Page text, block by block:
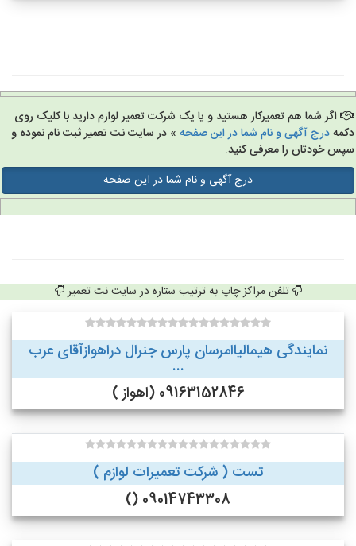
اگر شما هم تعمیرکار هستید و یا یک شرکت تعمیر لوازم دارید با کلیک روی
درج آگهی و نام شما در این صفحه» در سایت نت تعمیر ثبت نام نموده و
خودتان را معرفی کنید.
درج آگهی و نام شما در این صفحه
تلفن مراکز چاپ به ترتیب ستاره در سایت نت تعمیر
نمایندگی هیمالیاامرسان پارس جنرال دراهوازآقای عرب
...
09163152846 (اهواز )
تست ( شرکت تعمیرات لوازم )
09014743308 ()